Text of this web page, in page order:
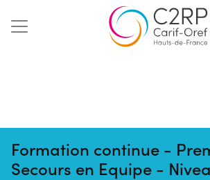
Aller
au
contenu
Formation continue -
Secours en Equipe -
Pas de session
ce moment